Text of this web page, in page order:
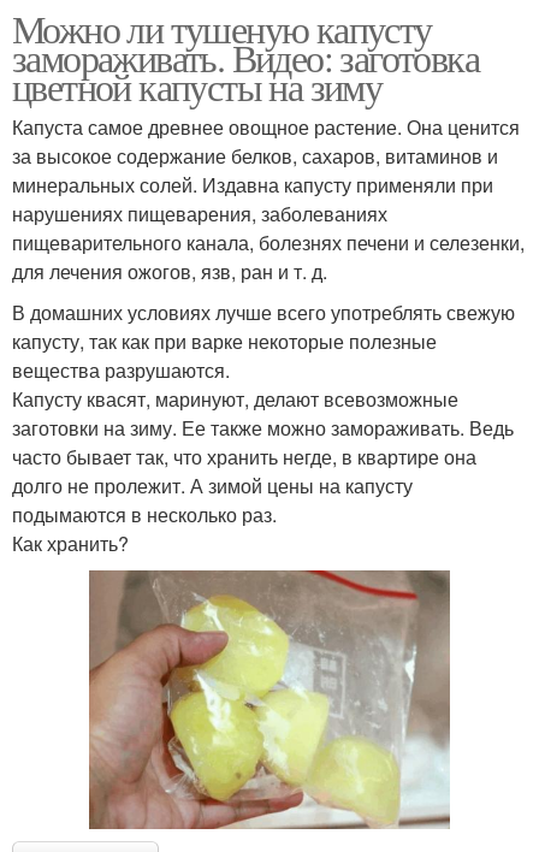
Можно ли тушеную капусту
замораживать. Видео: заготовка
цветной капусты на зиму
Капуста самое древнее овощное растение. Она ценится
за высокое содержание белков, сахаров, витаминов и
минеральных солей. Издавна капусту применяли при
нарушениях пищеварения, заболеваниях
пищеварительного канала, болезнях печени и селезенки,
для лечения ожогов, язв, ран и т. д.
В домашних условиях лучше всего употреблять свежую
капусту, так как при варке некоторые полезные
вещества разрушаются.
Капусту квасят, маринуют, делают всевозможные
заготовки на зиму. Ее также можно замораживать. Ведь
часто бывает так, что хранить негде, в квартире она
долго не пролежит. А зимой цены на капусту
подымаются в несколько раз.
Как хранить?